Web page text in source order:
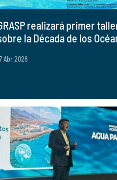
realizará primer
la Década de los
Abr 2026